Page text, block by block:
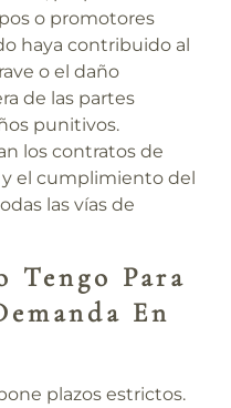
o promotores
haya contribuido al
o el daño
de las partes
punitivos.
los contratos de
y el cumplimiento del
las vías de
Tengo Para
En
plazos estrictos.